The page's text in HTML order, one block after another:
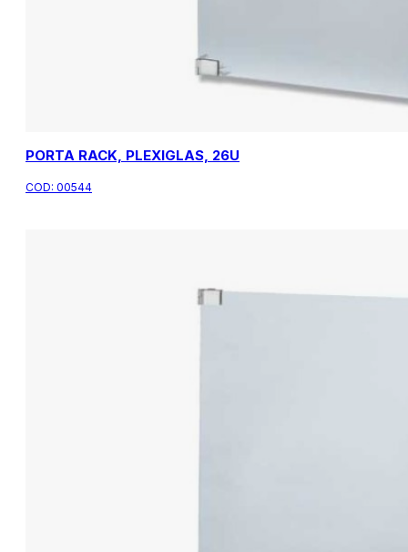
PORTA RACK, PLEXIGLAS, 26U
COD: 00544